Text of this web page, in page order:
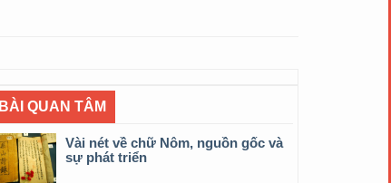
BÀI QUAN TÂM
Vài nét về chữ Nôm, nguồn gốc và
sự phát triển